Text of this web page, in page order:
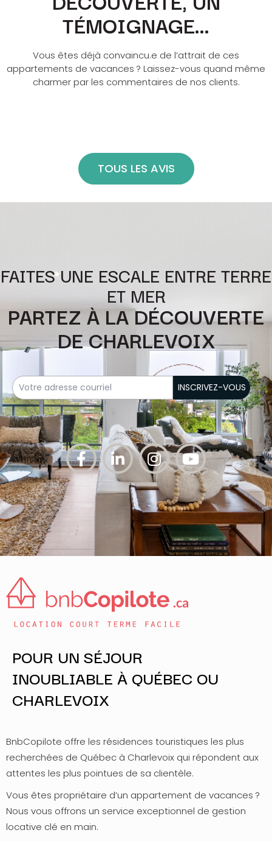
TÉMOIGNAGE...
Vous êtes déjà convaincu.e de l’attrait de ces
appartements de vacances ? Laissez-vous quand même
charmer par les commentaires de nos clients.
TOUS LES AVIS
FAITES UNE ESCALE ENTRE TERRE
ET MER
PARTEZ À LA DÉCOUVERTE
DE CHARLEVOIX
POUR UN SÉJOUR
INOUBLIABLE À QUÉBEC OU
CHARLEVOIX
BnbCopilote offre les résidences touristiques les plus
recherchées de Québec à Charlevoix qui répondent aux
attentes les plus pointues de sa clientèle.
Vous êtes propriétaire d’un appartement de vacances ?
Nous vous offrons un service exceptionnel de gestion
locative clé en main.